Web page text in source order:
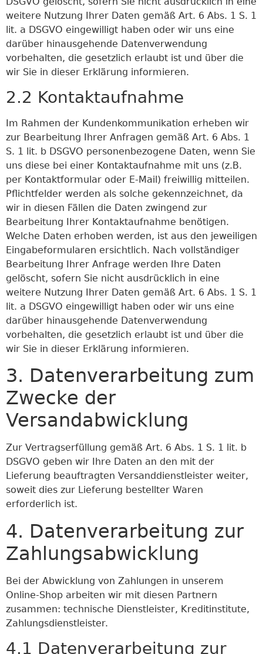
weitere Nutzung Ihrer Daten gemäß Art. 6 Abs. 1 S. 1
lit. a DSGVO eingewilligt haben oder wir uns eine
darüber hinausgehende Datenverwendung
vorbehalten, die gesetzlich erlaubt ist und über die
wir Sie in dieser Erklärung informieren.
2.2 Kontaktaufnahme
Im Rahmen der Kundenkommunikation erheben wir
zur Bearbeitung Ihrer Anfragen gemäß Art. 6 Abs. 1
S. 1 lit. b DSGVO personenbezogene Daten, wenn Sie
uns diese bei einer Kontaktaufnahme mit uns (z.B.
per Kontaktformular oder E-Mail) freiwillig mitteilen.
Pflichtfelder werden als solche gekennzeichnet, da
wir in diesen Fällen die Daten zwingend zur
Bearbeitung Ihrer Kontaktaufnahme benötigen.
Welche Daten erhoben werden, ist aus den jeweiligen
Eingabeformularen ersichtlich. Nach vollständiger
Bearbeitung Ihrer Anfrage werden Ihre Daten
gelöscht, sofern Sie nicht ausdrücklich in eine
weitere Nutzung Ihrer Daten gemäß Art. 6 Abs. 1 S. 1
lit. a DSGVO eingewilligt haben oder wir uns eine
darüber hinausgehende Datenverwendung
vorbehalten, die gesetzlich erlaubt ist und über die
wir Sie in dieser Erklärung informieren.
3. Datenverarbeitung zum
Zwecke der
Versandabwicklung
Zur Vertragserfüllung gemäß Art. 6 Abs. 1 S. 1 lit. b
DSGVO geben wir Ihre Daten an den mit der
Lieferung beauftragten Versanddienstleister weiter,
soweit dies zur Lieferung bestellter Waren
erforderlich ist.
4. Datenverarbeitung zur
Zahlungsabwicklung
Bei der Abwicklung von Zahlungen in unserem
Online-Shop arbeiten wir mit diesen Partnern
zusammen: technische Dienstleister, Kreditinstitute,
Zahlungsdienstleister.
4.1 Datenverarbeitung zur